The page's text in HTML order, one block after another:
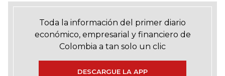
Toda la información del primer diario
económico, empresarial y financiero de
Colombia a tan solo un clic
DESCARGUE LA APP